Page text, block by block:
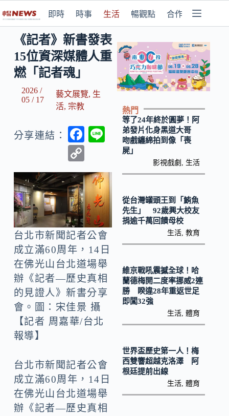
即時 時事 生活 暢觀點 合作媒體
《記者》新書發表
15位資深媒體人重
燃「記者魂」
2026 /
05 / 17
藝文展覽, 生
活, 宗教
分享連結：
F
b
o
o
k
o
p
y
Li
n
k
台北市新聞記者公會
成立滿60周年，14日
在佛光山台北道場舉
辦《記者—歷史真相
的見證人》新書分享
會。圖：宋佳景 攝
【記者 周嘉華/台北
報導】
台北市新聞記者公會
成立滿60周年，14日
在佛光山台北道場舉
辦《記者—歷史真相
熱門
等了24年終於圓夢！阿
弟發片化身黑道大哥
吻戲纏綿拍到像「喪
屍」
影視戲劇 生活
從台灣罐頭王到「鮪魚
先生」 92歲興大校友
捐逾千萬回饋母校
生活 ,教育
維京戰吼震撼全球！哈
蘭德梅開二度率挪威2連
勝 睽違28年重返世足
即闖32強
生活 ,體育
世界盃歷史第一人！梅
西雙響超越克洛澤 阿
根廷提前出線
生活 ,體育